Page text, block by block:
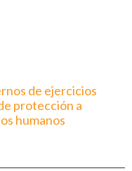
de ejercicios
protección a
humanos